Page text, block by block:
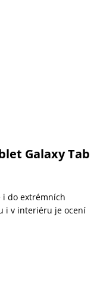
Galaxy Tab
i do extrémních
i v interiéru je ocení